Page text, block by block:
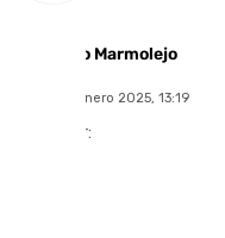
Francisco Marmolejo
jueves, 16 enero 2025, 13:19
Compartir: